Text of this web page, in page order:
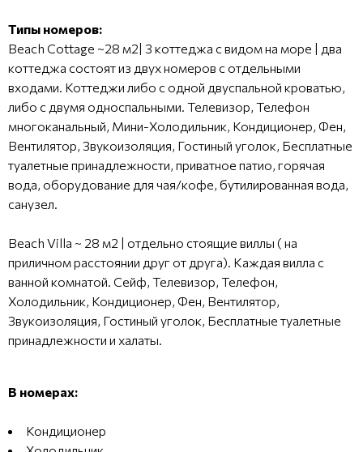
Типы номеров:
Beach Cottage ~28 м2| 3 коттеджа с видом на море | два
коттеджа состоят из двух номеров с отдельными
входами. Коттеджи либо с одной двуспальной кроватью,
либо с двумя односпальными. Телевизор, Телефон
многоканальный, Мини-Холодильник, Кондиционер, Фен,
Вентилятор, Звукоизоляция, Гостиный уголок, Бесплатные
туалетные принадлежности, приватное патио, горячая
вода, оборудование для чая/кофе, бутилированная вода,
санузел.
Beach Villa ~ 28 м2 | отдельно стоящие виллы ( на
приличном расстоянии друг от друга). Каждая вилла с
ванной комнатой. Сейф, Телевизор, Телефон,
Холодильник, Кондиционер, Фен, Вентилятор,
Звукоизоляция, Гостиный уголок, Бесплатные туалетные
принадлежности и халаты.
В номерах:
Кондиционер